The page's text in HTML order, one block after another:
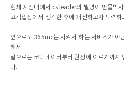
현재 지점내에서 cs leader의 별명이 만물박
고객입장에서 생각한 후에 개선하고자 노력하
앞으로도 365mc는 시켜서 하는 서비스가 아
해서
밑으로는 코디네이터부터 원장에 이르기까지
다.